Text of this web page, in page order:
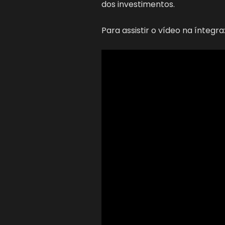
dos investimentos.
Para assistir o vídeo na íntegra: